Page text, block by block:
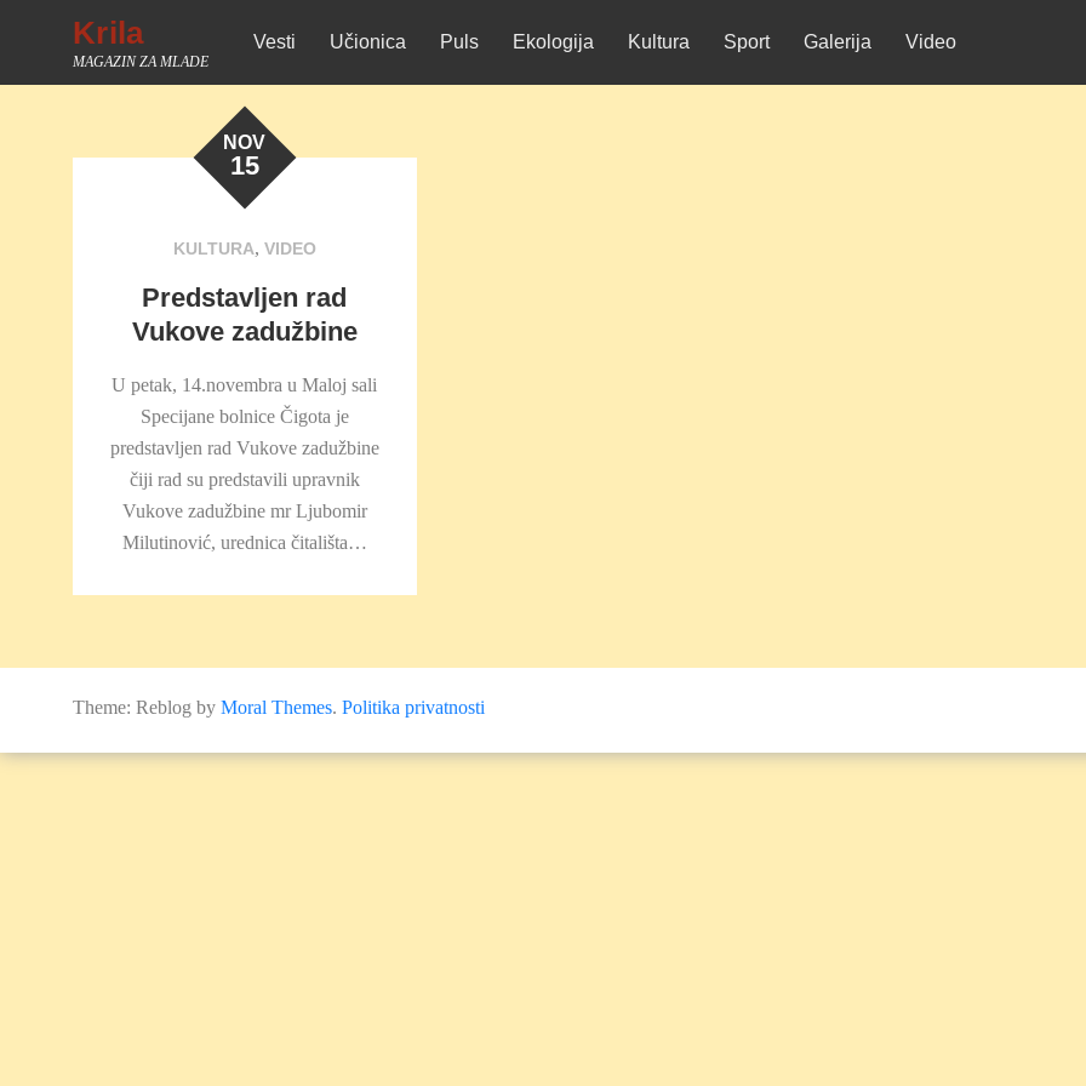
Krila
MAGAZIN ZA MLADE
Vesti Učionica Puls Ekologija Kultura Sport Galerija Video
NOV
15
KULTURA, VIDEO
Predstavljen rad
Vukove zadužbine
U petak, 14.novembra u Maloj sali
Specijane bolnice Čigota je
predstavljen rad Vukove zadužbine
čiji rad su predstavili upravnik
Vukove zadužbine mr Ljubomir
Milutinović, urednica čitališta…
Theme: Reblog by Moral Themes. Politika privatnosti